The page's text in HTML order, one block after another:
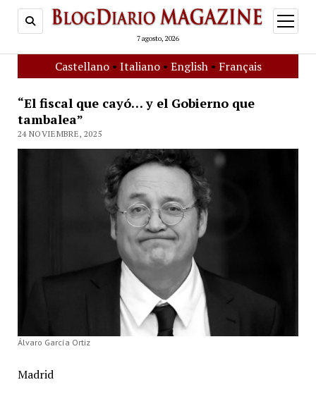
7 agosto, 2026
open
menu
Castellano• Italiano• English• Français
“El fiscal que cayó… y el Gobierno que
tambalea”
24 NOVIEMBRE, 2025
Álvaro García Ortiz
Madrid